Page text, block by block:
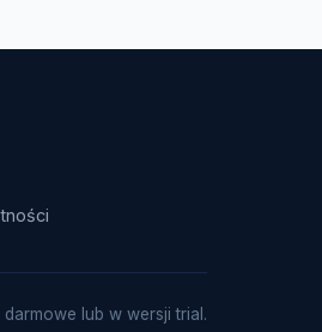
lub w wersji trial.